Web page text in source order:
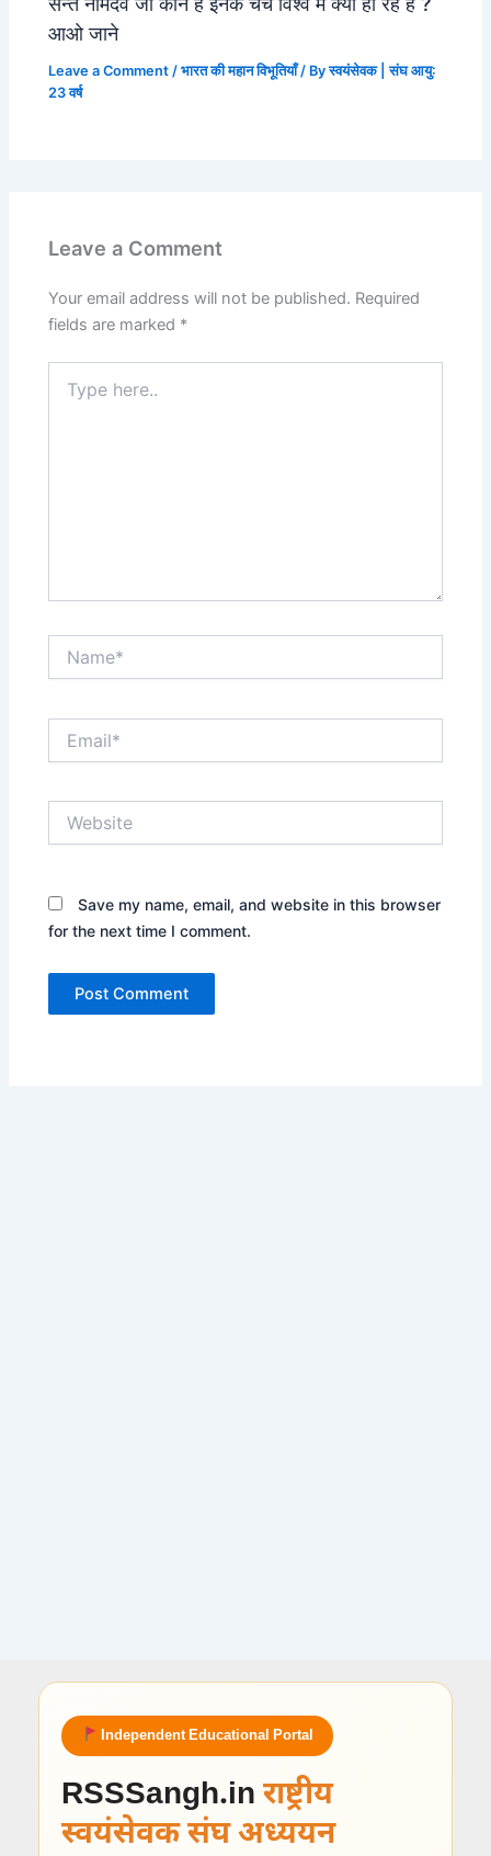
आओ जाने
Leave a Comment /भारत की महान विभूतियाँ/ Byस्वयंसेवक | संघ आयु:
23 वर्ष
Leave a Comment
Your email address will not be published. Required
fields are marked *
here..
Save my name, email, and website in this browser
for the next time I comment.
Independent Educational Portal
RSSSangh.in राष्ट्रीय
स्वयंसेवक संघ अध्ययन